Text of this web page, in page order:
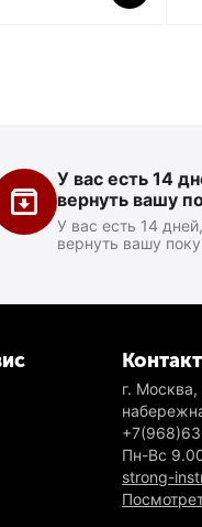
У вас есть 14
вернуть вашу
У вас есть 14
вернуть вашу
г. Москва,
Пн-Вс
strong-